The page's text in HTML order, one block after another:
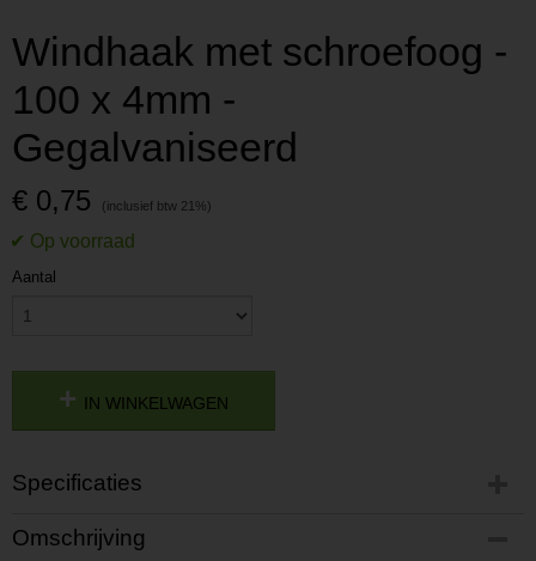
Windhaak met schroefoog -
100 x 4mm -
Gegalvaniseerd
€ 0,75
Aantal
IN WINKELWAGEN
Specificaties
Productcode
P202312041112
Omschrijving